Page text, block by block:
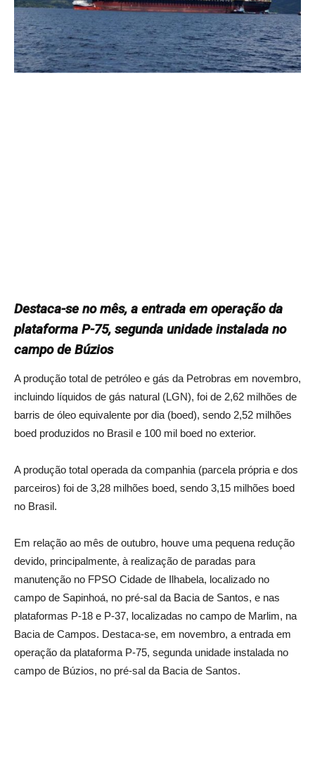
Destaca-se no mês, a entrada em operação da
plataforma P-75, segunda unidade instalada no
campo de Búzios
A produção total de petróleo e gás da Petrobras em novembro,
incluindo líquidos de gás natural (LGN), foi de 2,62 milhões de
barris de óleo equivalente por dia (boed), sendo 2,52 milhões
boed produzidos no Brasil e 100 mil boed no exterior.
A produção total operada da companhia (parcela própria e dos
parceiros) foi de 3,28 milhões boed, sendo 3,15 milhões boed
no Brasil.
Em relação ao mês de outubro, houve uma pequena redução
devido, principalmente, à realização de paradas para
manutenção no FPSO Cidade de Ilhabela, localizado no
campo de Sapinhoá, no pré-sal da Bacia de Santos, e nas
plataformas P-18 e P-37, localizadas no campo de Marlim, na
Bacia de Campos. Destaca-se, em novembro, a entrada em
operação da plataforma P-75, segunda unidade instalada no
campo de Búzios, no pré-sal da Bacia de Santos.